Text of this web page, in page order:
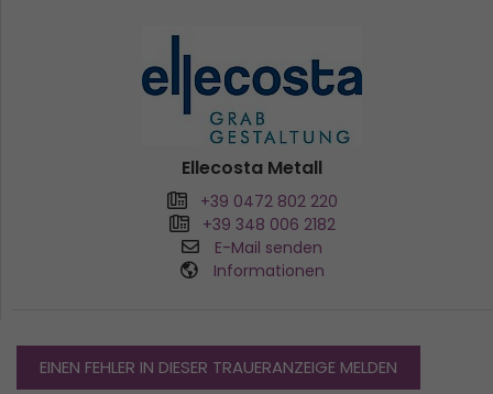
Ellecosta Metall
+39 0472 802 220
+39 348 006 2182
E-Mail senden
Informationen
EINEN FEHLER IN DIESER TRAUERANZEIGE MELDEN